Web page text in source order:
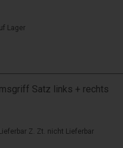
Lager
Satz links + rechts
Z. Zt. nicht Lieferbar